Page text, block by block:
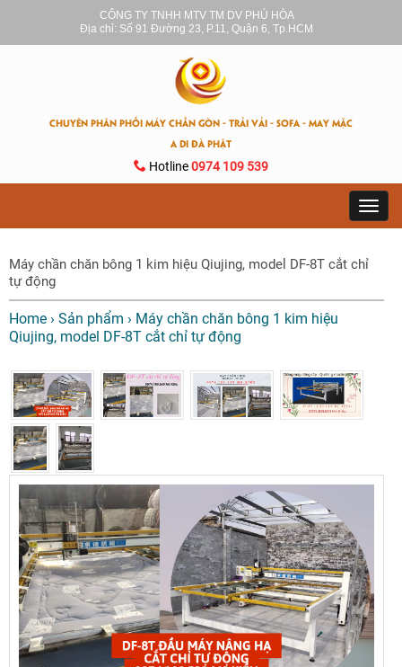
CÔNG TY TNHH MTV TM DV PHÚ HÒA
Địa chỉ: Số 91 Đường 23, P.11, Quận 6, Tp.HCM
CHUYÊN PHÂN PHỐI MÁY CHẦN GÒN - TRẢI VẢI - SOFA - MAY MẶC
A DI ĐÀ PHẬT
Hotline0974 109 539
Máy chần chăn bông 1 kim hiệu Qiujing, model DF-8T cắt chỉ
tự động
Home › Sản phẩm › Máy chần chăn bông 1 kim hiệu
Qiujing, model DF-8T cắt chỉ tự động